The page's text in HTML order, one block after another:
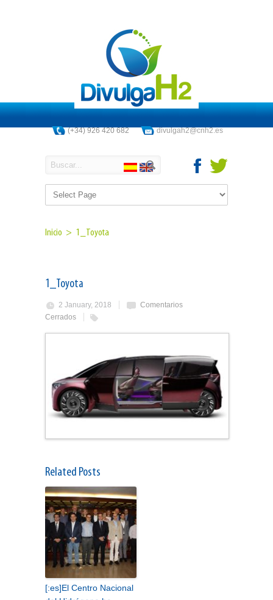
(+34) 926 420 682 divulgah2@cnh2.es
Inicio > 1_Toyota
1_Toyota
2 January, 2018
Comentarios
Cerrados
Related Posts
[:es]El Centro Nacional